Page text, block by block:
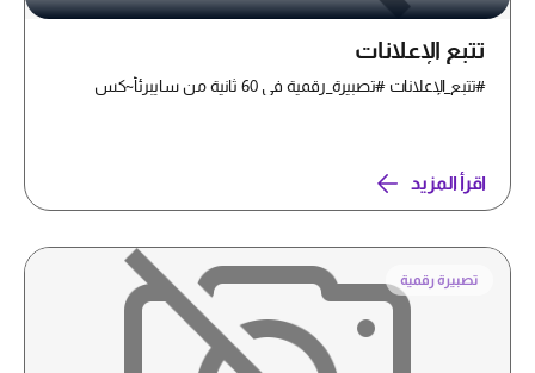
تتبع الإعلانات
#تتبع_الإعلانات #تصبيرة_رقمية في 60 ثانية من سايبرئأ~كس
اقرأ المزيد
تصبيرة رقمية